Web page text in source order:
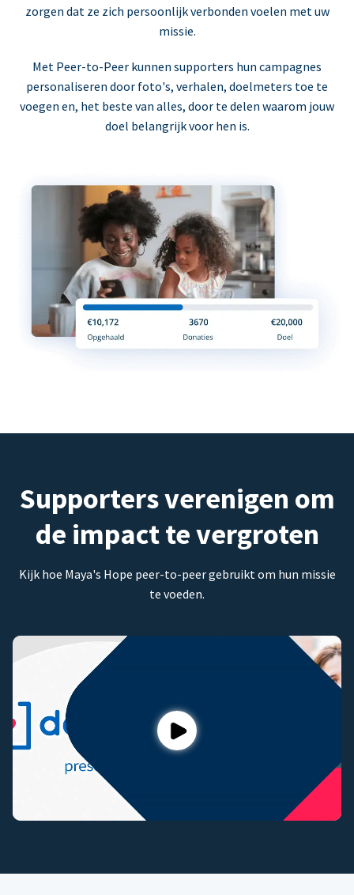
zorgen dat ze zich persoonlijk verbonden voelen met uw
missie.
Met Peer-to-Peer kunnen supporters hun campagnes
personaliseren door foto's, verhalen, doelmeters toe te
voegen en, het beste van alles, door te delen waarom jouw
doel belangrijk voor hen is.
Supporters verenigen om
de impact te vergroten
Kijk hoe Maya's Hope peer-to-peer gebruikt om hun missie
te voeden.
Play